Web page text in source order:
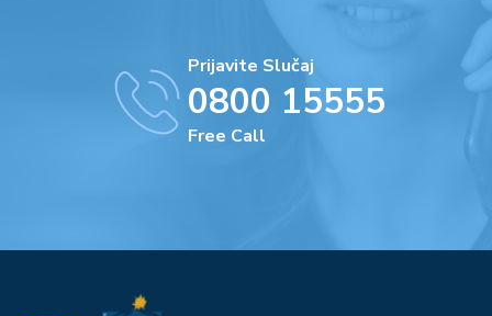
Prijavite Slučaj
0800 15555
Free Call